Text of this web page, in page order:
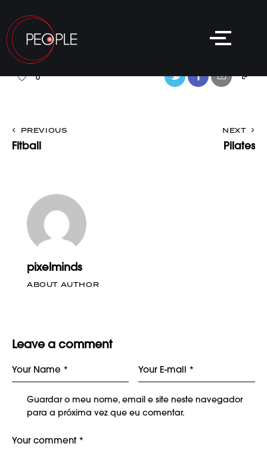
0
PREVIOUS
Fitball
NEXT
Pilates
pixelminds
ABOUT AUTHOR
Leave a comment
Guardar o meu nome, email e site neste navegador
para a próxima vez que eu comentar.